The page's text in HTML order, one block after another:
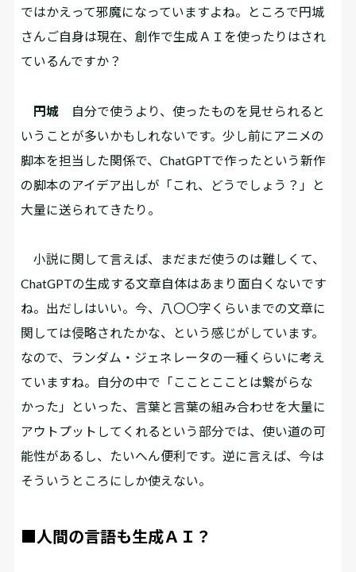
ではかえって邪魔になっていますよね。ところで円城
さんご自身は現在、創作で生成ＡＩを使ったりはされ
ているんですか？
円城 自分で使うより、使ったものを見せられると
いうことが多いかもしれないです。少し前にアニメの
脚本を担当した関係で、ChatGPTで作ったという新作
の脚本のアイデア出しが「これ、どうでしょう？」と
大量に送られてきたり。
小説に関して言えば、まだまだ使うのは難しくて、
ChatGPTの生成する文章自体はあまり面白くないです
ね。出だしはいい。今、八〇〇字くらいまでの文章に
関しては侵略されたかな、という感じがしています。
なので、ランダム・ジェネレータの一種くらいに考え
ていますね。自分の中で「こことこことは繋がらな
かった」といった、言葉と言葉の組み合わせを大量に
アウトプットしてくれるという部分では、使い道の可
能性があるし、たいへん便利です。逆に言えば、今は
そういうところにしか使えない。
■人間の言語も生成ＡＩ？